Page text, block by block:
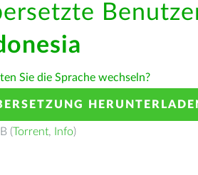
Sie die Sprache wechseln?
(Torrent, Info)